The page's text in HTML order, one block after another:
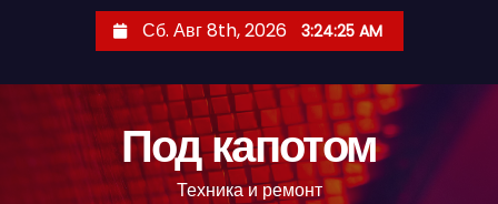
Сб. Авг 8th, 2026 3:24:26 AM
Под капотом
Техника и ремонт